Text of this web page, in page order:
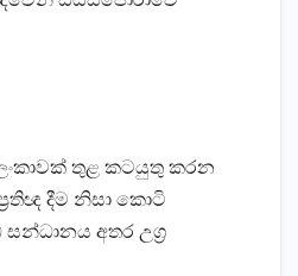
තුළ කටයුතු කරන
දීම නිසා කොටි
සන්ධානය අතර උග්‍ර